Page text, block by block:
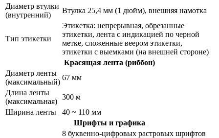
Диаметр втулки
(внутренний)
Втулка 25,4 мм (1 дюйм), внешняя намотка
Тип этикетки
Этикетка: непрерывная, обрезанные
этикетки, лента с индикацией по черной
метке, сложенные веером этикетки,
этикетки с выемками (на внешней стороне)
Красящая лента (риббон)
Диаметр ленты
(максимальный)
67 мм
Длина ленты
(максимальная)
300 м
Ширина ленты
40 ~ 110 мм
Шрифты и графика
8 буквенно-цифровых растровых шрифтов